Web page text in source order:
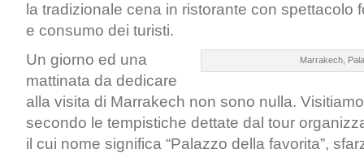
la tradizionale cena in ristorante con spettacolo
e consumo dei turisti.
Marrakech,
Un giorno ed una
mattinata da dedicare
alla visita di Marrakech non sono nulla.
secondo le tempistiche dettate dal tour
il cui nome significa “Palazzo della favorita”,